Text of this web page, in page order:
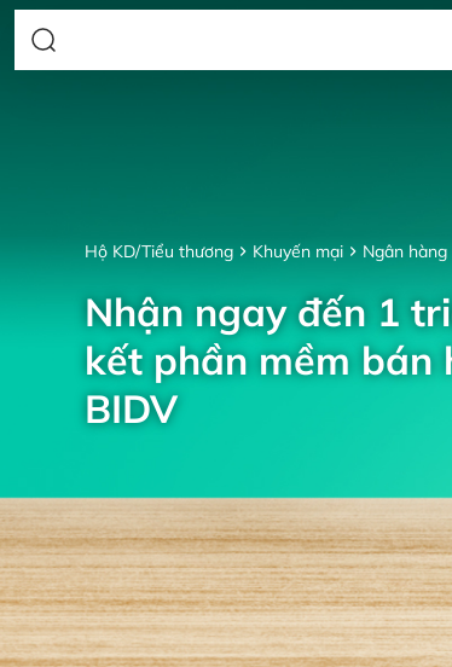
Hộ KD/Tiểu thương Khuyến mại Ngân hàng
Nhận ngay đến 1
kết phần mềm bán
BIDV